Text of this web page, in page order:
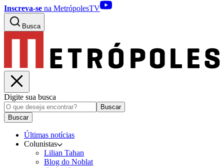
Inscreva-se na MetrópolesTV
Busca
Digite sua busca
Buscar
Buscar
Últimas notícias
Colunistas
Lilian Tahan
Blog do Noblat